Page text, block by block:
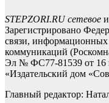
STEPZORI.RU сетевое
Зарегистрировано
связи,
коммуникаций
Эл № ФС77-81539 от 16
«Издательский дом
Главный редактор: